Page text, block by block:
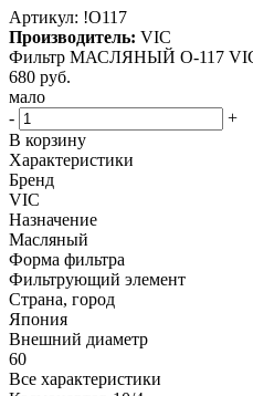
Артикул: !O117
Производитель: VIC
Фильтр МАСЛЯНЫЙ O-117
680 руб.
мало
-
+
В корзину
Характеристики
Бренд
VIC
Назначение
Масляный
Форма фильтра
Фильтрующий элемент
Страна, город
Япония
Внешний диаметр
60
Все характеристики